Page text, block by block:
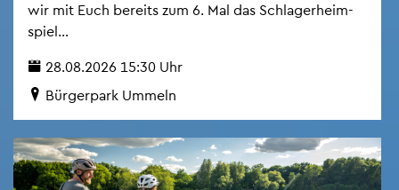
wir mit Euch be­reits zum 6. Mal das Schla­ger­heim­
spiel...
28.08.2026 15:30 Uhr
Bür­ger­park Um­meln